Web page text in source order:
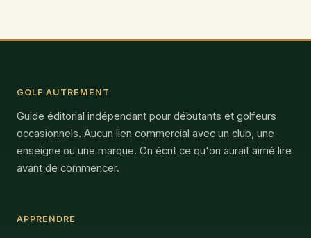
GOLF AUTREMENT
Guide éditorial indépendant pour débutants et golfeurs
occasionnels. Aucun lien commercial avec un club, une
enseigne ou une marque. On écrit ce qu'on aurait aimé lire
avant de commencer.
APPRENDRE